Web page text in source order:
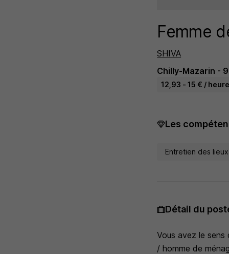
Femme
SHIVA
Chilly-Mazarin -
12,93 - 15 € /
Les
Entretien des lieux
Détail du
Vous avez le sens
/ homme de